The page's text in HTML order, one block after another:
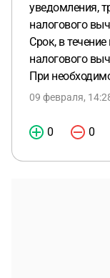
уведомления,
налогового
Срок, в
налогового
При
09 февраля,
0 0